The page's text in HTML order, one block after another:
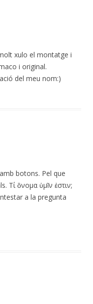
xulo el montatge i
i original.
del meu nom:)
botons. Pel que
ὂνομα ὑμῖν ἐστιν;
a la pregunta